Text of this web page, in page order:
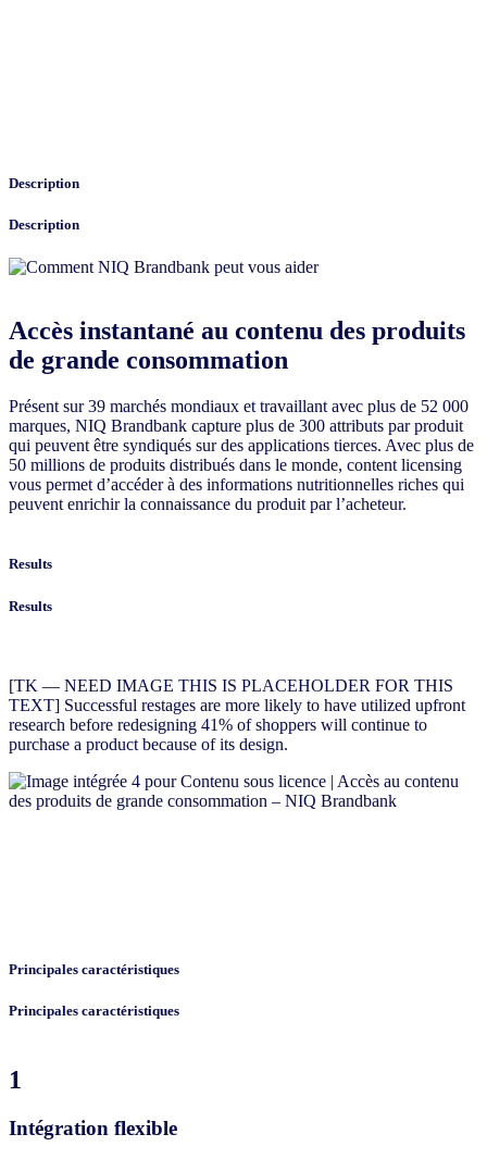
Description
Description
Accès instantané au contenu des produits
de grande consommation
Présent sur 39 marchés mondiaux et travaillant avec plus de 52 000
marques, NIQ Brandbank capture plus de 300 attributs par produit
qui peuvent être syndiqués sur des applications tierces. Avec plus de
50 millions de produits distribués dans le monde, content licensing
vous permet d’accéder à des informations nutritionnelles riches qui
peuvent enrichir la connaissance du produit par l’acheteur.
Results
Results
[TK — NEED IMAGE THIS IS PLACEHOLDER FOR THIS
TEXT] Successful restages are more likely to have utilized upfront
research before redesigning 41% of shoppers will continue to
purchase a product because of its design.
Principales caractéristiques
Principales caractéristiques
1
Intégration flexible